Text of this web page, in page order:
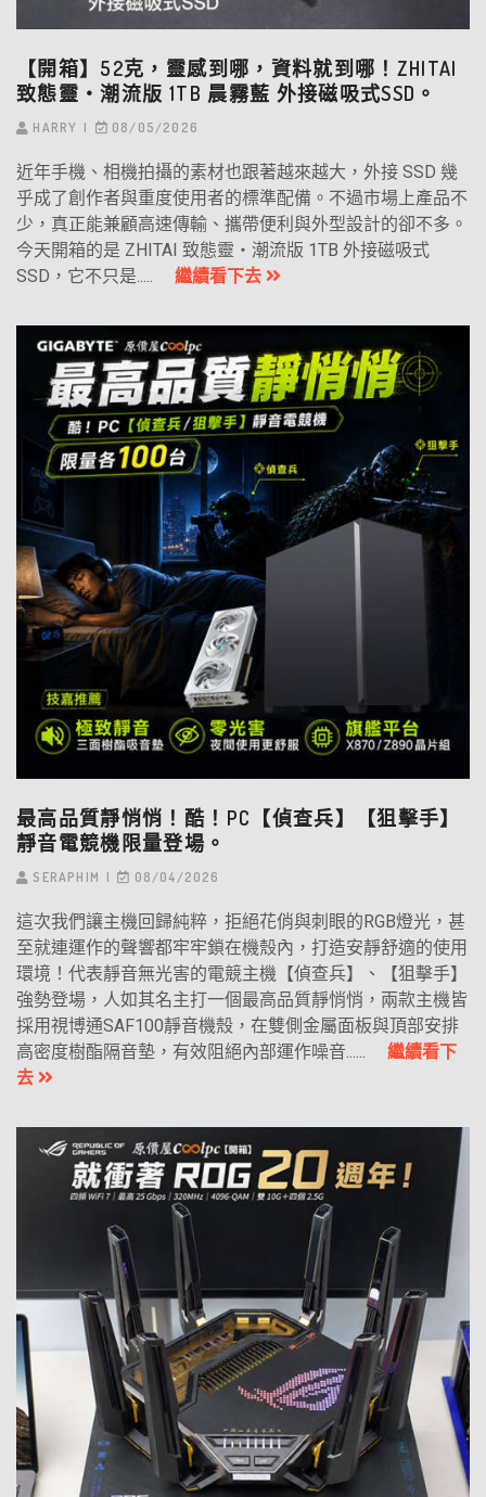
【開箱】52克，靈感到哪，資料就到哪！ZHITAI
致態靈‧潮流版 1TB 晨霧藍 外接磁吸式SSD。
HARRY 08/05/2026
近年手機、相機拍攝的素材也跟著越來越大，外接 SSD 幾
乎成了創作者與重度使用者的標準配備。不過市場上產品不
少，真正能兼顧高速傳輸、攜帶便利與外型設計的卻不多。
今天開箱的是 ZHITAI 致態靈・潮流版 1TB 外接磁吸式
SSD，它不只是..... 繼續看下去
最高品質靜悄悄！酷！PC【偵查兵】【狙擊手】
靜音電競機限量登場。
SERAPHIM 08/04/2026
這次我們讓主機回歸純粹，拒絕花俏與刺眼的RGB燈光，甚
至就連運作的聲響都牢牢鎖在機殼內，打造安靜舒適的使用
環境！代表靜音無光害的電競主機【偵查兵】、【狙擊手】
強勢登場，人如其名主打一個最高品質靜悄悄，兩款主機皆
採用視博通SAF100靜音機殼，在雙側金屬面板與頂部安排
高密度樹酯隔音墊，有效阻絕內部運作噪音...... 繼續看下
去